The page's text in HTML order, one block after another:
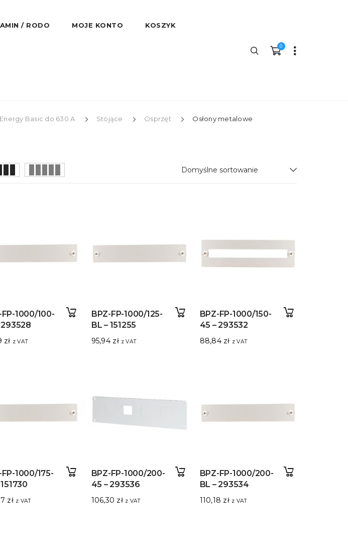
/ RODO MOJE KONTO KOSZYK
0
Basic do 630 A Stojące Osprzęt Osłony metalowe
FP-1000/100-
293528
zł z VAT
BPZ-FP-1000/125-
BL – 151255
95,94 zł z VAT
BPZ-FP-1000/150-
45 – 293532
88,84 zł z VAT
FP-1000/175-
zł z VAT
BPZ-FP-1000/200-
45 – 293536
106,30 zł z VAT
BPZ-FP-1000/200-
BL – 293534
110,18 zł z VAT